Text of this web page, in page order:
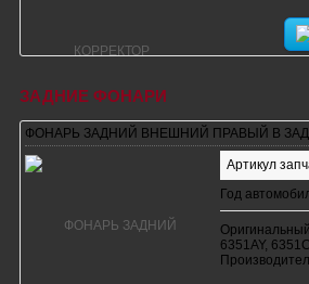
ЗАДНИЕ ФОНАРИ
ФОНАРЬ ЗАДНИЙ ВНЕШНИЙ ПРАВЫЙ В
Артикул
Год
6351AY,